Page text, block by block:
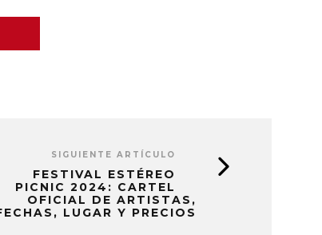
SIGUIENTE ARTÍCULO
FESTIVAL ESTÉREO
PICNIC 2024: CARTEL
OFICIAL DE ARTISTAS,
LUGAR Y PRECIOS